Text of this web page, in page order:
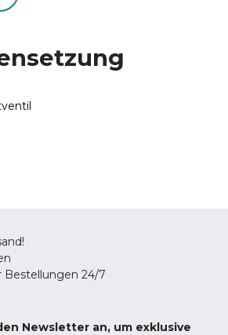
Bestellungen 24/7
Newsletter an, um exklusive